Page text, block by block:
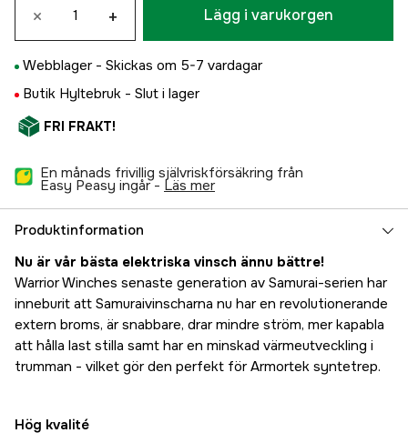
× + Lägg i varukorgen
Webblager - Skickas om 5-7 vardagar
Butik Hyltebruk - Slut i lager
FRI FRAKT!
En månads frivillig självriskförsäkring från
Easy Peasy ingår - läs mer
Produktinformation
Nu är vår bästa elektriska vinsch ännu bättre!
Warrior Winches senaste generation av Samurai-serien har
inneburit att Samuraivinscharna nu har en revolutionerande
extern broms, är snabbare, drar mindre ström, mer kapabla
att hålla last stilla samt har en minskad värmeutveckling i
trumman - vilket gör den perfekt för Armortek syntetrep.
Hög kvalité